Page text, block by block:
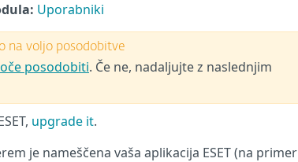
Uporabniki
na voljo posodobitve
posodobiti. Če ne, nadaljujte z naslednjim
upgrade it.
je nameščena vaša aplikacija ESET (na primer